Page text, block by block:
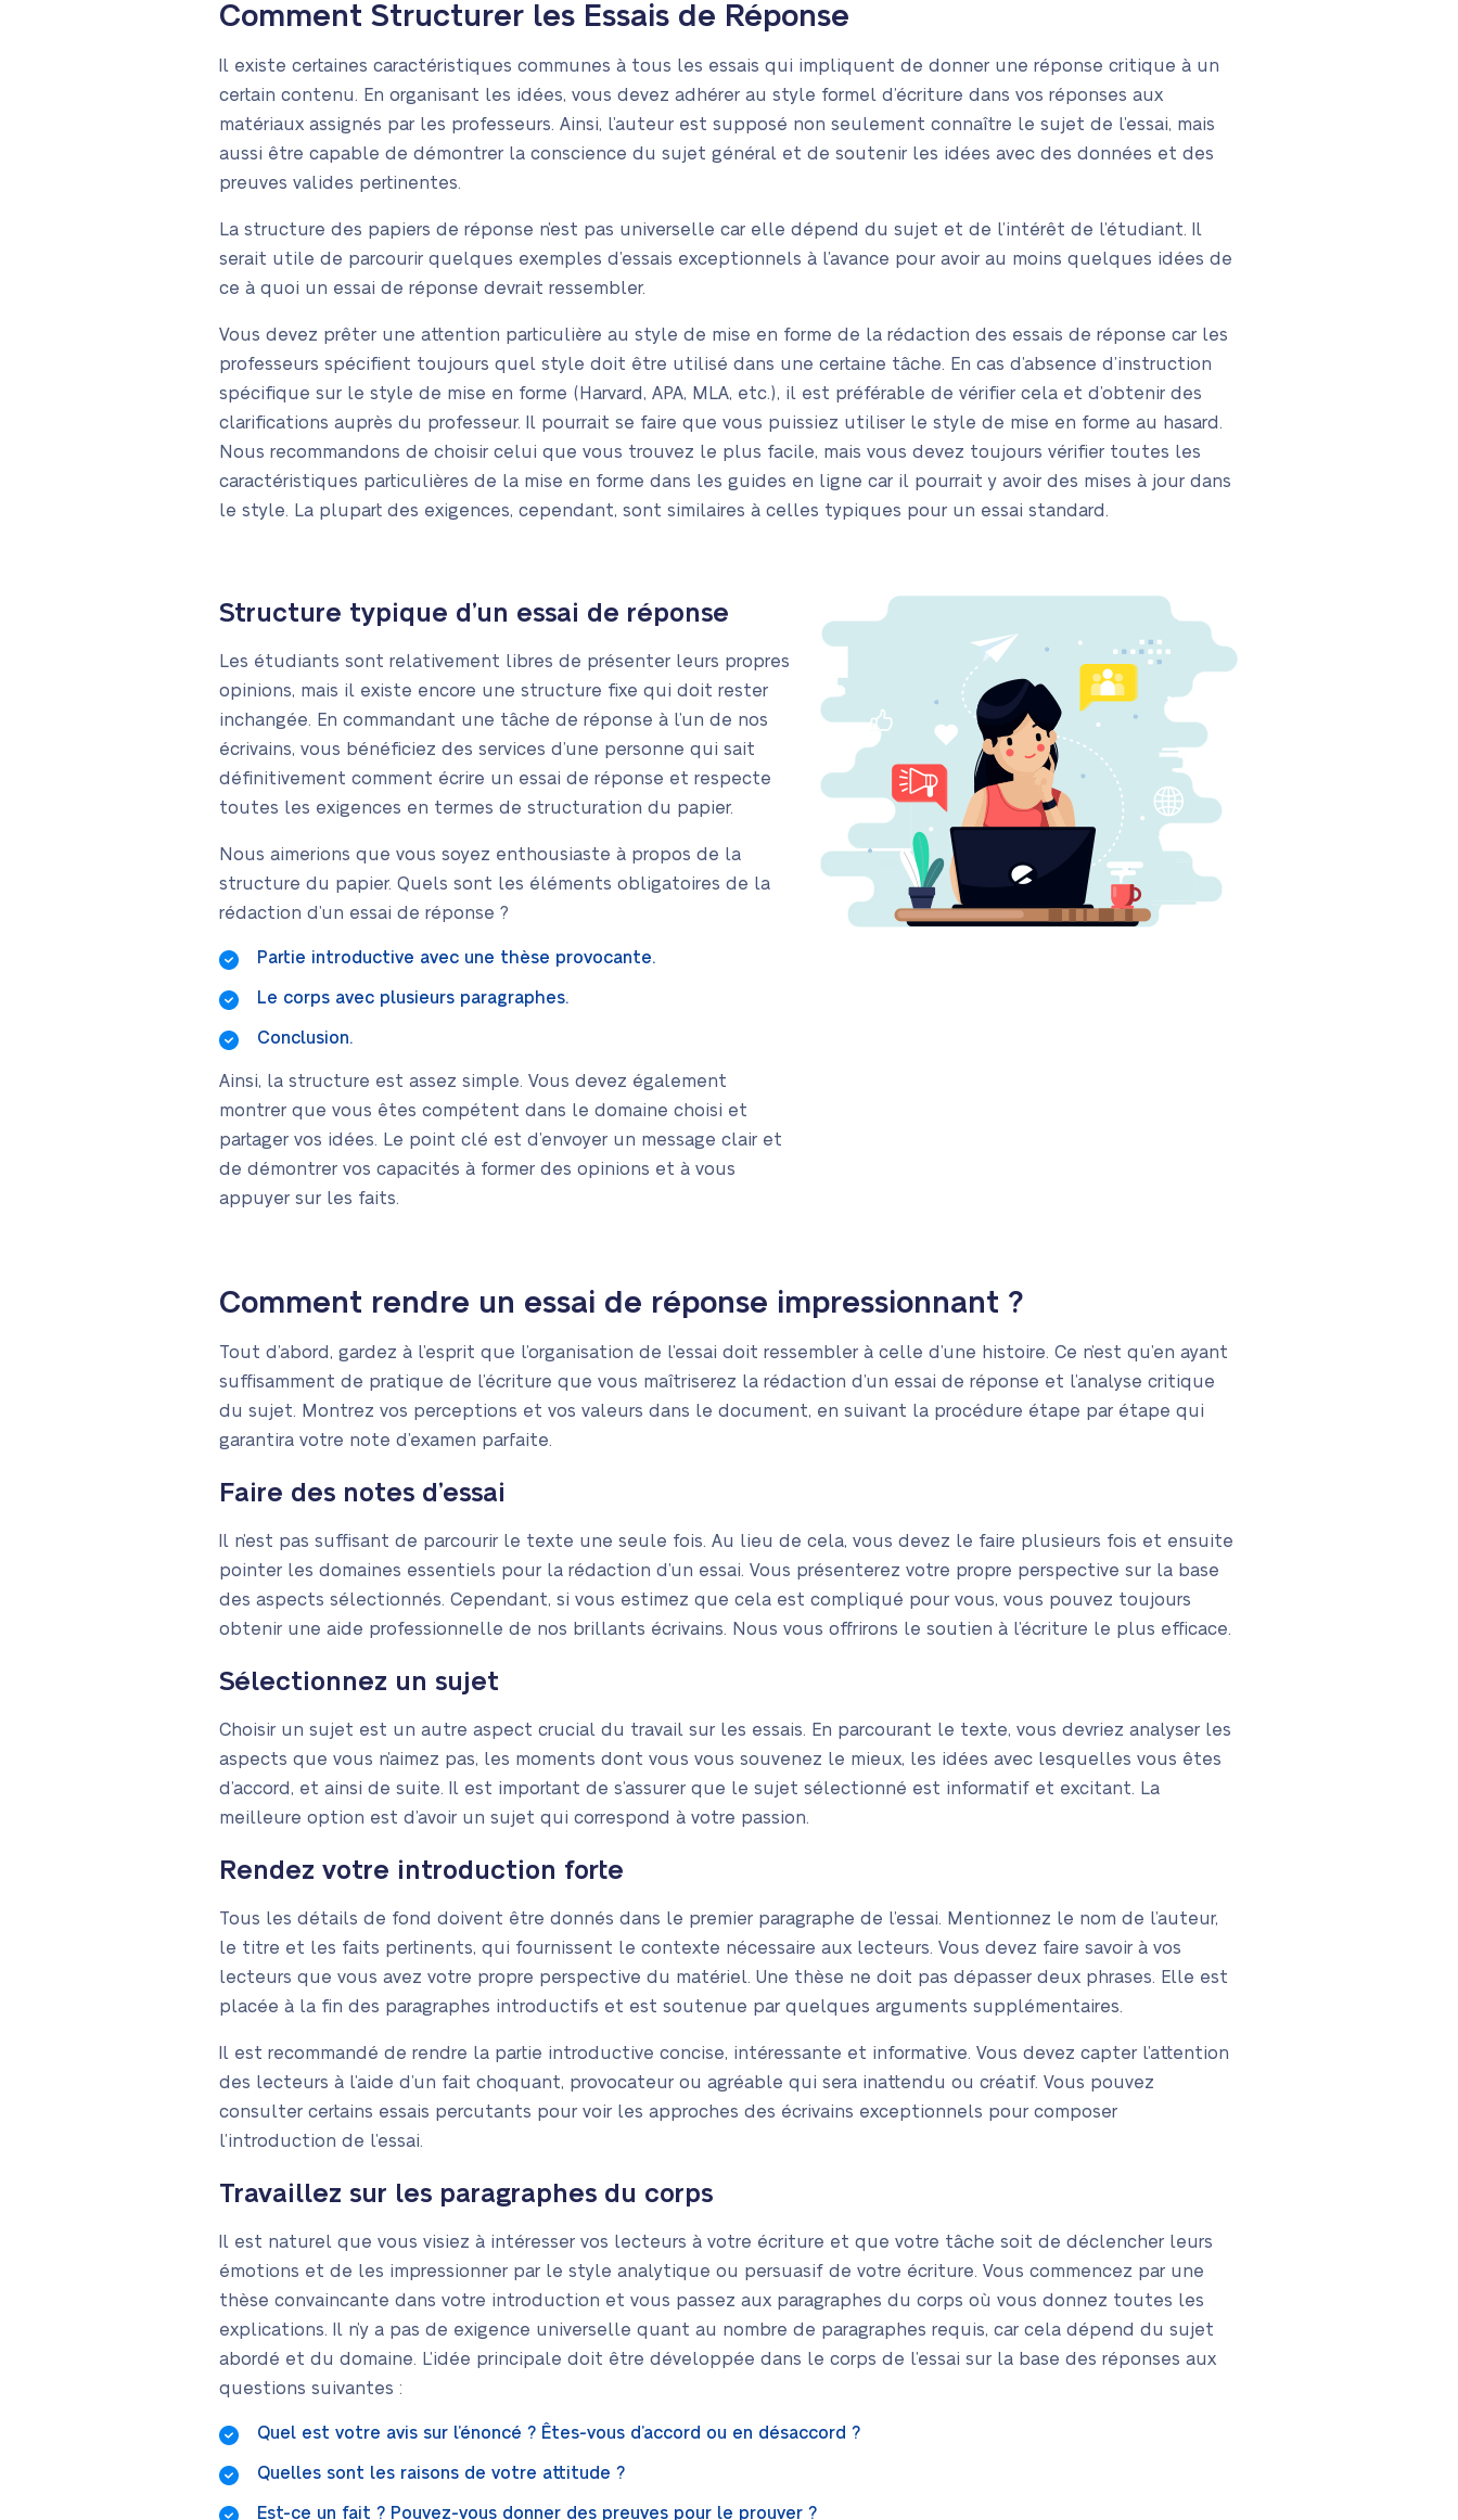
Comment Structurer les Essais de Réponse
Il existe certaines caractéristiques communes à tous les essais qui impliquent de donner une réponse critique à un
certain contenu. En organisant les idées, vous devez adhérer au style formel d’écriture dans vos réponses aux
matériaux assignés par les professeurs. Ainsi, l’auteur est supposé non seulement connaître le sujet de l’essai, mais
aussi être capable de démontrer la conscience du sujet général et de soutenir les idées avec des données et des
preuves valides pertinentes.
La structure des papiers de réponse n’est pas universelle car elle dépend du sujet et de l’intérêt de l’étudiant. Il
serait utile de parcourir quelques exemples d’essais exceptionnels à l’avance pour avoir au moins quelques idées de
ce à quoi un essai de réponse devrait ressembler.
Vous devez prêter une attention particulière au style de mise en forme de la rédaction des essais de réponse car les
professeurs spécifient toujours quel style doit être utilisé dans une certaine tâche. En cas d’absence d’instruction
spécifique sur le style de mise en forme (Harvard, APA, MLA, etc.), il est préférable de vérifier cela et d’obtenir des
clarifications auprès du professeur. Il pourrait se faire que vous puissiez utiliser le style de mise en forme au hasard.
Nous recommandons de choisir celui que vous trouvez le plus facile, mais vous devez toujours vérifier toutes les
caractéristiques particulières de la mise en forme dans les guides en ligne car il pourrait y avoir des mises à jour dans
le style. La plupart des exigences, cependant, sont similaires à celles typiques pour un essai standard.
Structure typique d’un essai de réponse
Les étudiants sont relativement libres de présenter leurs propres
opinions, mais il existe encore une structure fixe qui doit rester
inchangée. En commandant une tâche de réponse à l’un de nos
écrivains, vous bénéficiez des services d’une personne qui sait
définitivement comment écrire un essai de réponse et respecte
toutes les exigences en termes de structuration du papier.
Nous aimerions que vous soyez enthousiaste à propos de la
structure du papier. Quels sont les éléments obligatoires de la
rédaction d’un essai de réponse ?
Partie introductive avec une thèse provocante.
Le corps avec plusieurs paragraphes.
Conclusion.
Ainsi, la structure est assez simple. Vous devez également
montrer que vous êtes compétent dans le domaine choisi et
partager vos idées. Le point clé est d’envoyer un message clair et
de démontrer vos capacités à former des opinions et à vous
appuyer sur les faits.
Comment rendre un essai de réponse impressionnant ?
Tout d’abord, gardez à l’esprit que l’organisation de l’essai doit ressembler à celle d’une histoire. Ce n’est qu’en ayant
suffisamment de pratique de l’écriture que vous maîtriserez la rédaction d’un essai de réponse et l’analyse critique
du sujet. Montrez vos perceptions et vos valeurs dans le document, en suivant la procédure étape par étape qui
garantira votre note d’examen parfaite.
Faire des notes d’essai
Il n’est pas suffisant de parcourir le texte une seule fois. Au lieu de cela, vous devez le faire plusieurs fois et ensuite
pointer les domaines essentiels pour la rédaction d’un essai. Vous présenterez votre propre perspective sur la base
des aspects sélectionnés. Cependant, si vous estimez que cela est compliqué pour vous, vous pouvez toujours
obtenir une aide professionnelle de nos brillants écrivains. Nous vous offrirons le soutien à l’écriture le plus efficace.
Sélectionnez un sujet
Choisir un sujet est un autre aspect crucial du travail sur les essais. En parcourant le texte, vous devriez analyser les
aspects que vous n’aimez pas, les moments dont vous vous souvenez le mieux, les idées avec lesquelles vous êtes
d’accord, et ainsi de suite. Il est important de s’assurer que le sujet sélectionné est informatif et excitant. La
meilleure option est d’avoir un sujet qui correspond à votre passion.
Rendez votre introduction forte
Tous les détails de fond doivent être donnés dans le premier paragraphe de l’essai. Mentionnez le nom de l’auteur,
le titre et les faits pertinents, qui fournissent le contexte nécessaire aux lecteurs. Vous devez faire savoir à vos
lecteurs que vous avez votre propre perspective du matériel. Une thèse ne doit pas dépasser deux phrases. Elle est
placée à la fin des paragraphes introductifs et est soutenue par quelques arguments supplémentaires.
Il est recommandé de rendre la partie introductive concise, intéressante et informative. Vous devez capter l’attention
des lecteurs à l’aide d’un fait choquant, provocateur ou agréable qui sera inattendu ou créatif. Vous pouvez
consulter certains essais percutants pour voir les approches des écrivains exceptionnels pour composer
l’introduction de l’essai.
Travaillez sur les paragraphes du corps
Il est naturel que vous visiez à intéresser vos lecteurs à votre écriture et que votre tâche soit de déclencher leurs
émotions et de les impressionner par le style analytique ou persuasif de votre écriture. Vous commencez par une
thèse convaincante dans votre introduction et vous passez aux paragraphes du corps où vous donnez toutes les
explications. Il n’y a pas de exigence universelle quant au nombre de paragraphes requis, car cela dépend du sujet
abordé et du domaine. L’idée principale doit être développée dans le corps de l’essai sur la base des réponses aux
questions suivantes :
Quel est votre avis sur l’énoncé ? Êtes-vous d’accord ou en désaccord ?
Quelles sont les raisons de votre attitude ?
Est-ce un fait ? Pouvez-vous donner des preuves pour le prouver ?